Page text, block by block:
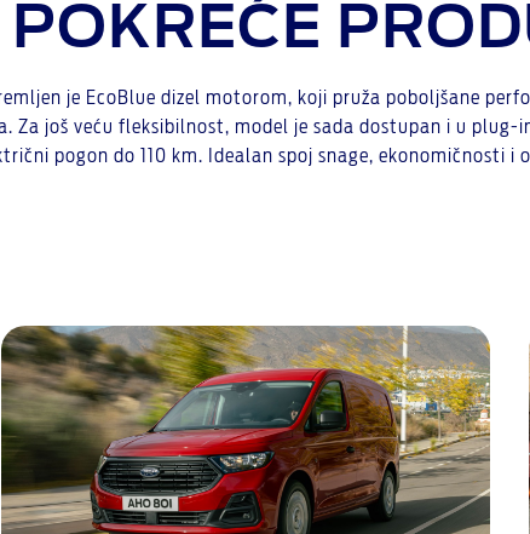
je EcoBlue dizel motorom, koji pruža poboljšane
Za još veću fleksibilnost, model je sada dostupan i u plug-
pogon do 110 km. Idealan spoj snage, ekonomičnosti i